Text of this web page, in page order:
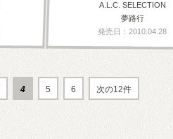
A.L.C. SELECTION
夢路行
発売日：2010.04.28
4 5 6 次の12件